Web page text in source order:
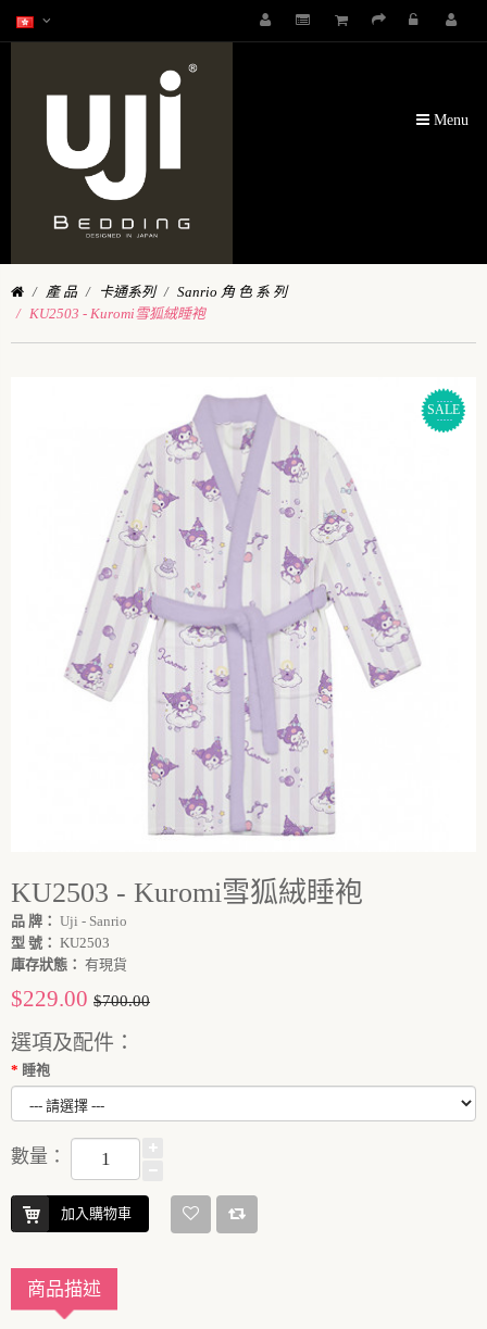
Menu
產 品 卡通系列
Sanrio 角 色 系 列
KU2503 - Kuromi雪狐絨睡袍
SALE
KU2503 - Kuromi雪狐絨睡袍
品 牌： Uji - Sanrio
型 號： KU2503
庫存狀態： 有現貨
$229.00 $700.00
選項及配件：
睡袍
數量：
加入購物車
商品描述